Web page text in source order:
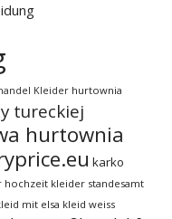
Kleider hurtownia
tureckiej
hurtownia
karko
hochzeit kleider standesamt
mit elsa kleid weiss